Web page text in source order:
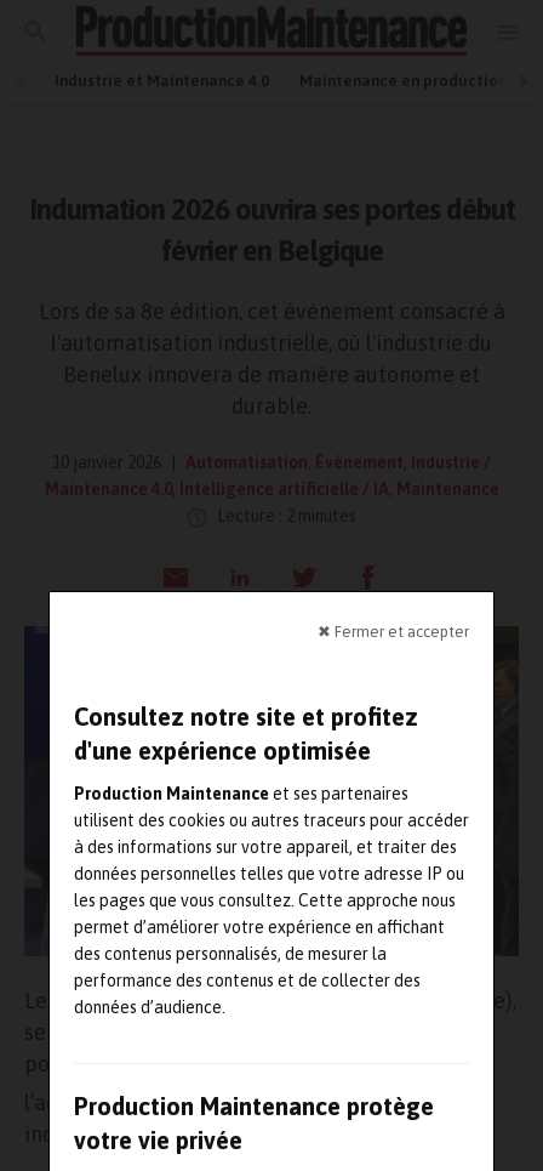
✖ Fermer et accepter
Consultez notre site et profitez
d'une expérience optimisée
Production Maintenanceet ses partenaires
utilisent des cookies ou autres traceurs pour accéder
à des informations sur votre appareil, et traiter des
données personnelles telles que votre adresse IP ou
les pages que vous consultez. Cette approche nous
permet d’améliorer votre expérience en affichant
des contenus personnalisés, de mesurer la
performance des contenus et de collecter des
données d’audience.
Production Maintenance protège
votre vie privée
Industrie et Maintenance 4.0 Maintenance en production
Indumation 2026 ouvrira ses portes début
février en Belgique
Lors de sa 8e édition, cet événement consacré à
l'automatisation industrielle, où l'industrie du
Benelux innovera de manière autonome et
durable.
10 janvier 2026 Automatisation Événement
Industrie /
Maintenance 4.0
Intelligence artificielle / IA
Maintenance
Lecture : 2 minutes
Les 4, 5 et 6 février prochain, à Courtrai (Belgique),
se déroulera le salon
pour l’industrie du Benelux de mettre le pied sur
l’accélérateur et ainsi amorcer la 5 révolution
industrielle.